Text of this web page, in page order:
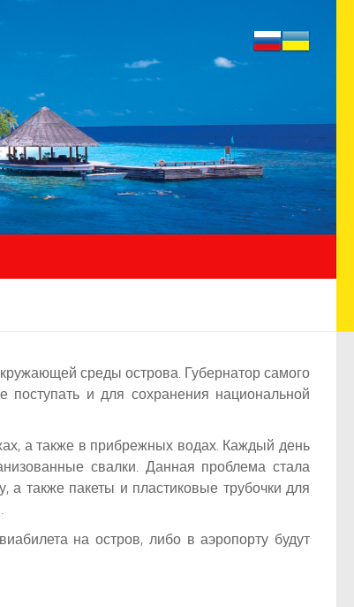
среды острова. Губернатор самого
поступать и для сохранения национальной
а также в прибрежных водах. Каждый день
свалки. Данная проблема стала
а также пакеты и пластиковые трубочки для
на остров, либо в аэропорту будут